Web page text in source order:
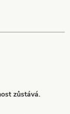
zůstává.